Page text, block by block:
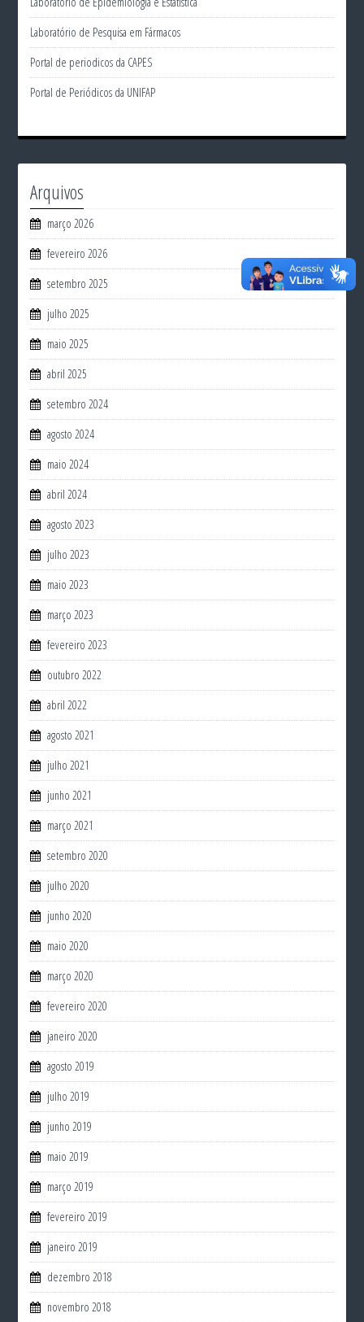
Laboratório de Pesquisa em Fármacos
Portal de periodicos da CAPES
Portal de Periódicos da UNIFAP
Arquivos
março 2026
fevereiro 2026
setembro 2025
julho 2025
maio 2025
abril 2025
setembro 2024
agosto 2024
maio 2024
abril 2024
agosto 2023
julho 2023
maio 2023
março 2023
fevereiro 2023
outubro 2022
abril 2022
agosto 2021
julho 2021
junho 2021
março 2021
setembro 2020
julho 2020
junho 2020
maio 2020
março 2020
fevereiro 2020
janeiro 2020
agosto 2019
julho 2019
junho 2019
maio 2019
março 2019
fevereiro 2019
janeiro 2019
dezembro 2018
novembro 2018